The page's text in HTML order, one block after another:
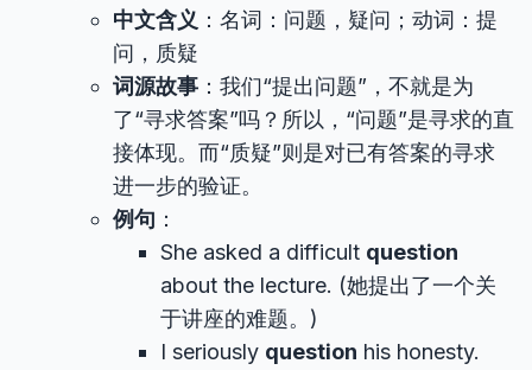
中文含义 ：名词：问题，疑问；动词：提
问，质疑
词源故事 ：我们“提出问题”，不就是为
了“寻求答案”吗？所以，“问题”是寻求的直
接体现。而“质疑”则是对已有答案的寻求
进一步的验证。
例句 ：
She asked a difficult question
about the lecture. (她提出了一个关
于讲座的难题。)
I seriously question his honesty.